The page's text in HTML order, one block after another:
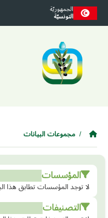
Skip to main content
الجمهوريّة
التونسيّة
مجموعات البيانات
المؤسسات
لا توجد المؤسسات تطابق هذا
التصنيفات